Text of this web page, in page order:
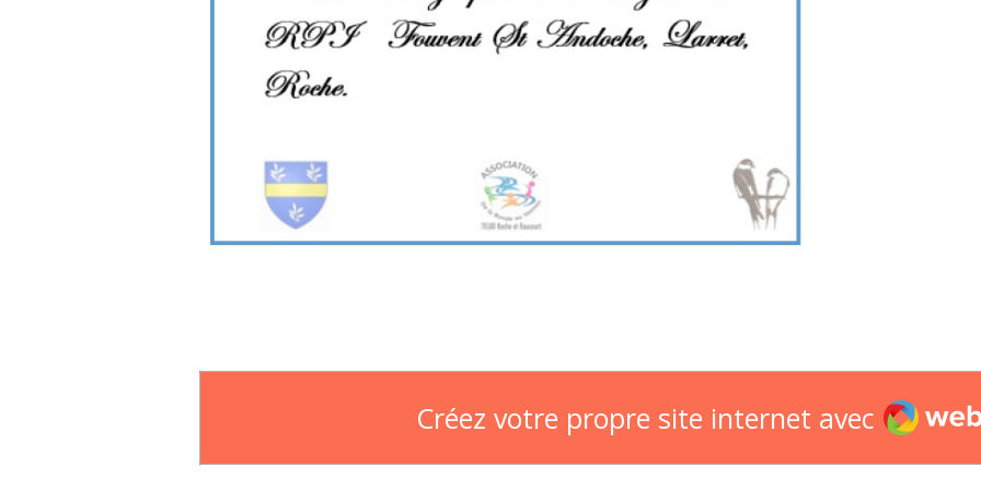
Créez votre propre site internet avec